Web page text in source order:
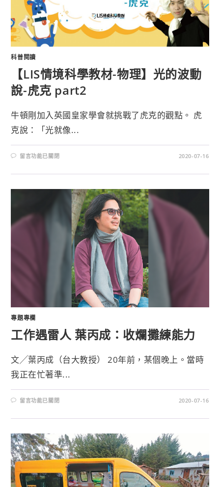
科普閱讀
【LIS情境科學教材-物理】光的波動
說-虎克 part2
牛頓剛加入英國皇家學會就挑戰了虎克的觀點。 虎
克說：「光就像...
留言功能已關閉 2020-07-16
專題專欄
工作遇雷人 葉丙成：收爛攤練能力
文╱葉丙成（台大教授） 20年前，某個晚上。當時
我正在忙著準...
留言功能已關閉 2020-07-16